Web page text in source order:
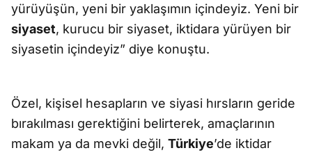
yürüyüşün, yeni bir yaklaşımın içindeyiz. Yeni bir
siyaset, kurucu bir siyaset, iktidara yürüyen bir
siyasetin içindeyiz” diye konuştu.
Özel, kişisel hesapların ve siyasi hırsların geride
bırakılması gerektiğini belirterek, amaçlarının
makam ya da mevki değil, Türkiye’de iktidar